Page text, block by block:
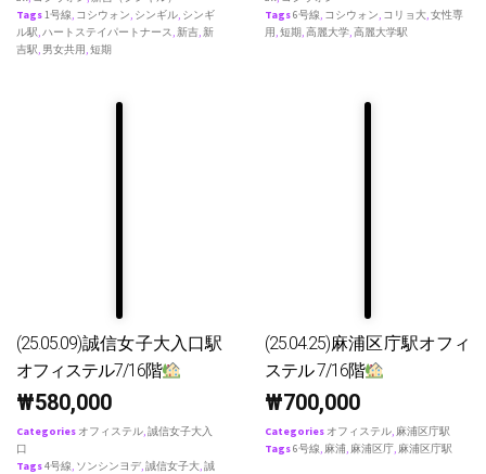
Tags1号線, コシウォン, シンギル, シンギ
ル駅,ハートステイパートナース,新吉,新
吉駅, 男女共用,短期
Tags6号線, コシウォン, コリョ大,女性専
用,短期,高麗大学,高麗大学駅
(25.05.09)誠信女子大入口駅
オフィステル7/16階
₩580,000
Categories オフィステル 誠信女子大入
口
Tags4号線 ソンシンヨデ 誠信女子大 誠
(25.04.25)麻浦区庁駅オフィ
ステル 7/16階
₩700,000
Categories オフィステル 麻浦区庁駅
Tags6号線 麻浦 麻浦区庁 麻浦区庁駅